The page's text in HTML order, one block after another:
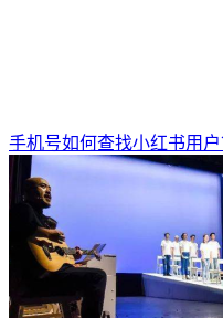
手机号如何查找小红书用